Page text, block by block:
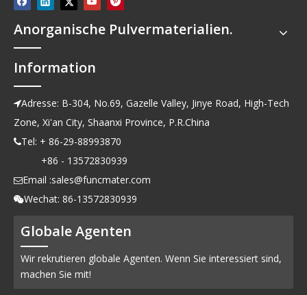
Anorganische Pulvermaterialien.
Information
Adresse: B-304, No.69, Gazelle Valley, Jinye Road, High-Tech
Zone, Xi'an City, Shaanxi Province, P.R.China
Tel: + 86-29-88993870
+86 - 13572830939
Email :sales@funcmater.com
Wechat: 86-13572830939
Globale Agenten
Wir rekrutieren globale Agenten. Wenn Sie interessiert sind,
machen Sie mit!